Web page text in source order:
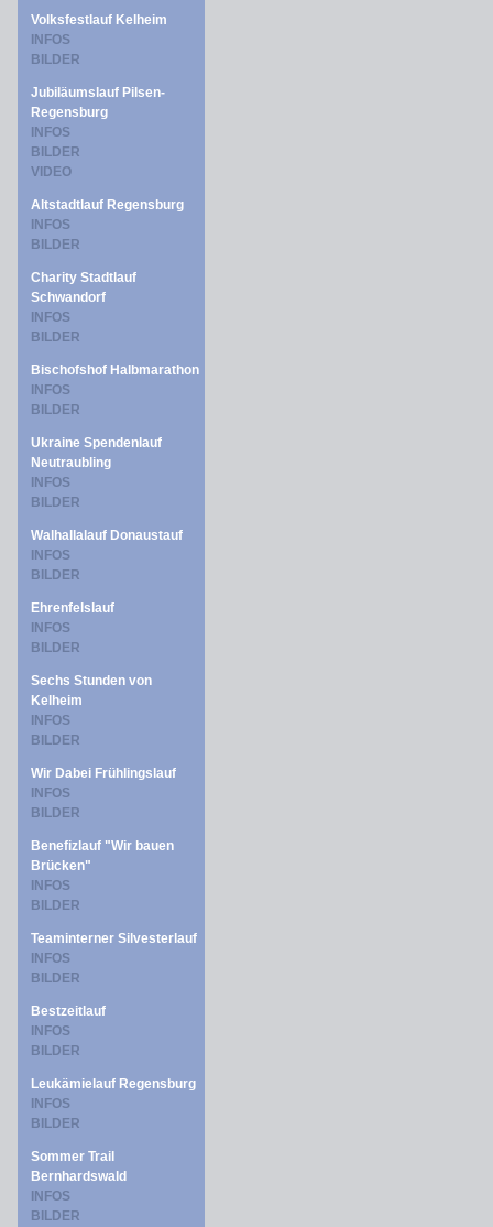
Volksfestlauf Kelheim
INFOS
BILDER
Jubiläumslauf Pilsen-
Regensburg
INFOS
BILDER
VIDEO
Altstadtlauf Regensburg
INFOS
BILDER
Charity Stadtlauf
Schwandorf
INFOS
BILDER
Bischofshof Halbmarathon
INFOS
BILDER
Ukraine Spendenlauf
Neutraubling
INFOS
BILDER
Walhallalauf Donaustauf
INFOS
BILDER
Ehrenfelslauf
INFOS
BILDER
Sechs Stunden von
Kelheim
INFOS
BILDER
Wir Dabei Frühlingslauf
INFOS
BILDER
Benefizlauf "Wir bauen
Brücken"
INFOS
BILDER
Teaminterner Silvesterlauf
INFOS
BILDER
Bestzeitlauf
INFOS
BILDER
Leukämielauf Regensburg
INFOS
BILDER
Sommer Trail
Bernhardswald
INFOS
BILDER